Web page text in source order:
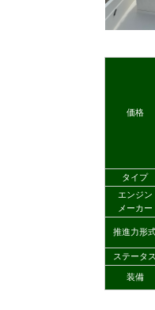
価格
タイプ
エンジン
メーカー
推進力形
ステータス
装備